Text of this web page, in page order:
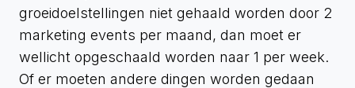
groeidoelstellingen niet gehaald worden door 2
marketing events per maand, dan moet er
wellicht opgeschaald worden naar 1 per week.
Of er moeten andere dingen worden gedaan